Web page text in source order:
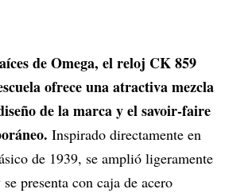
de Omega, el reloj CK 859
ofrece una atractiva mezcla
de la marca y el savoir-faire
Inspirado directamente en
de 1939, se amplió ligeramente
presenta con caja de acero